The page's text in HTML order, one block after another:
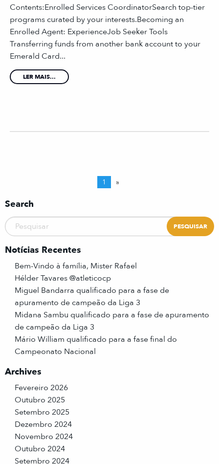
Contents:Enrolled Services CoordinatorSearch top-tier
programs curated by your interests.Becoming an
Enrolled Agent: ExperienceJob Seeker Tools
Transferring funds from another bank account to your
Emerald Card...
LER MAIS...
1 »
Search
Notícias Recentes
Bem-Vindo à família, Mister Rafael
Hélder Tavares @atleticocp
Miguel Bandarra qualificado para a fase de
apuramento de campeão da Liga 3
Midana Sambu qualificado para a fase de apuramento
de campeão da Liga 3
Mário William qualificado para a fase final do
Campeonato Nacional
Archives
Fevereiro 2026
Outubro 2025
Setembro 2025
Dezembro 2024
Novembro 2024
Outubro 2024
Setembro 2024